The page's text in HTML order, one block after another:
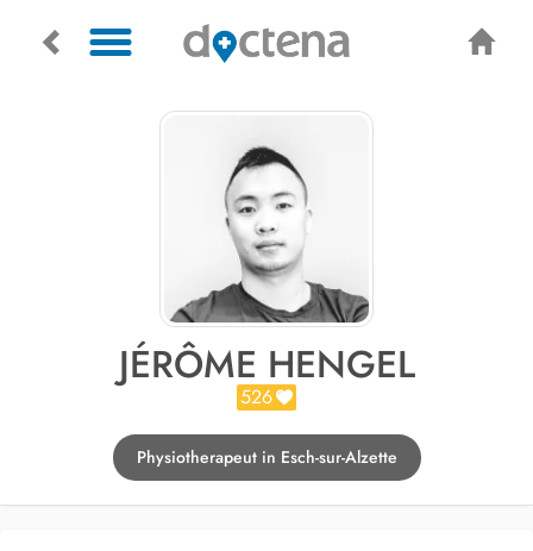
JÉRÔME HENGEL
526
Physiotherapeut in Esch-sur-Alzette